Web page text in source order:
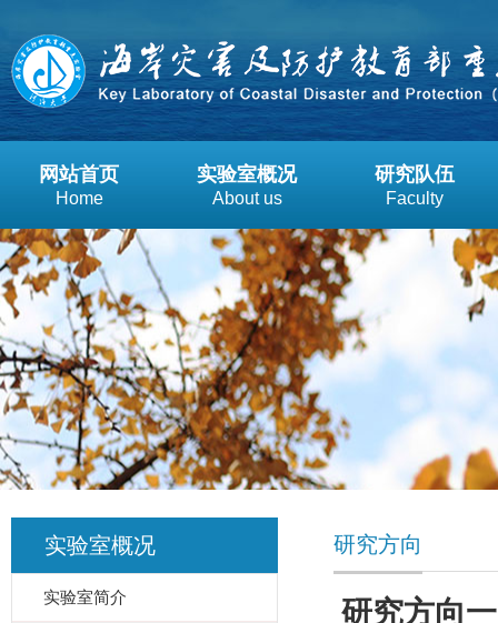
网站首页
Home
实验室概况
About us
研究队伍
Faculty
实验室概况
实验室简介
研究方向
研究方向